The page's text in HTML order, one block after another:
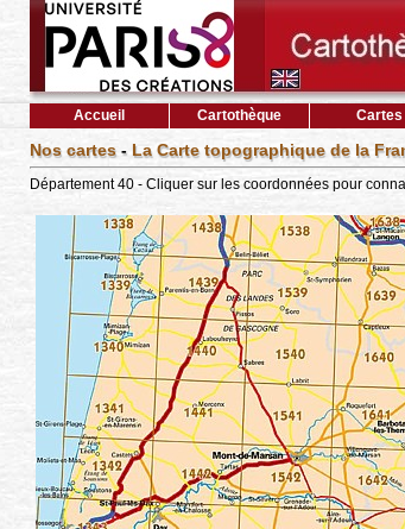
Accueil Cartothèque Cartes
Nos cartes- La Carte topographique de la
Département 40 - Cliquer sur les coordonnées pour